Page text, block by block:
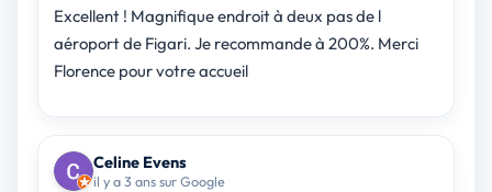
Excellent ! Magnifique endroit à deux pas de l
aéroport de Figari. Je recommande à 200%. Merci
Florence pour votre accueil
Celine Evens
il y a 3 ans sur Google